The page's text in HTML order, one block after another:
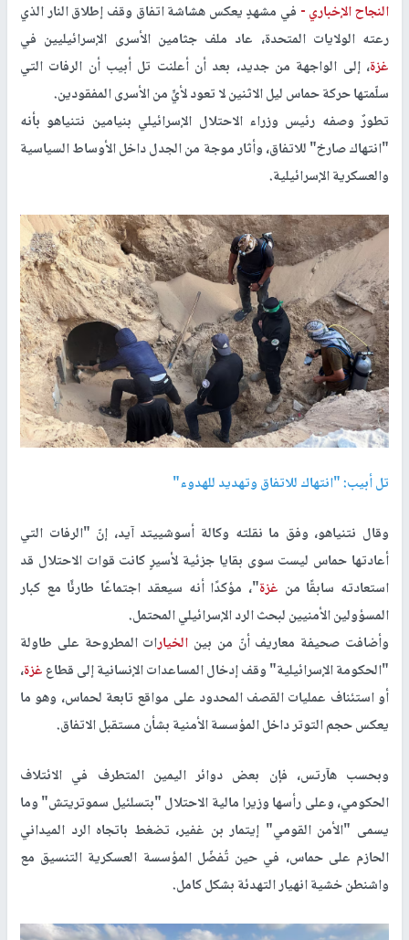
النجاح الإخباري - في مشهدٍ يعكس هشاشة اتفاق وقف إطلاق النار الذي
رعته الولايات المتحدة، عاد ملف جثامين الأسرى الإسرائيليين في
غزة، إلى الواجهة من جديد، بعد أن أعلنت تل أبيب أن الرفات التي
سلّمتها حركة حماس ليل الاثنين لا تعود لأيٍّ من الأسرى المفقودين.
تطورٌ وصفه رئيس وزراء الاحتلال الإسرائيلي بنيامين نتنياهو بأنه
"انتهاك صارخ" للاتفاق، وأثار موجة من الجدل داخل الأوساط السياسية
والعسكرية الإسرائيلية.
تل أبيب: "انتهاك للاتفاق وتهديد للهدوء"
وقال نتنياهو، وفق ما نقلته وكالة أسوشييتد آيد، إنّ "الرفات التي
أعادتها حماس ليست سوى بقايا جزئية لأسيرٍ كانت قوات الاحتلال قد
استعادته سابقًا من غزة"، مؤكدًا أنه سيعقد اجتماعًا طارئًا مع كبار
المسؤولين الأمنيين لبحث الرد الإسرائيلي المحتمل.
وأضافت صحيفة معاريف أنّ من بين الخيارات المطروحة على طاولة
"الحكومة الإسرائيلية" وقف إدخال المساعدات الإنسانية إلى قطاعغزة،
أو استئناف عمليات القصف المحدود على مواقع تابعة لحماس، وهو ما
يعكس حجم التوتر داخل المؤسسة الأمنية بشأن مستقبل الاتفاق.
وبحسب هآرتس، فإن بعض دوائر اليمين المتطرف في الائتلاف
الحكومي، وعلى رأسها وزيرا مالية الاحتلال "بتسلئيل سموتريتش" وما
يسمى "الأمن القومي" إيتمار بن غفير، تضغط باتجاه الرد الميداني
الحازم على حماس، في حين تُفضّل المؤسسة العسكرية التنسيق مع
واشنطن خشية انهيار التهدئة بشكل كامل.